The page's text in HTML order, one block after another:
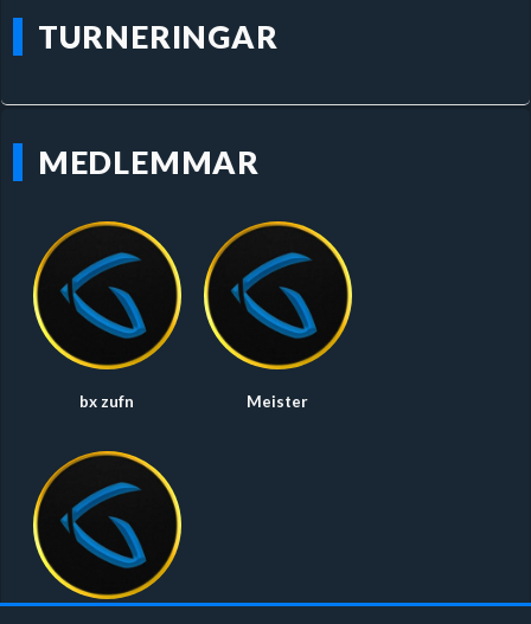
TURNERINGAR
MEDLEMMAR
bx zufn Meister